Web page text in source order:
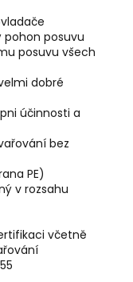
pohon posuvu
posuvu všech
dobré
účinnosti a
bez
PE)
v rozsahu
včetně